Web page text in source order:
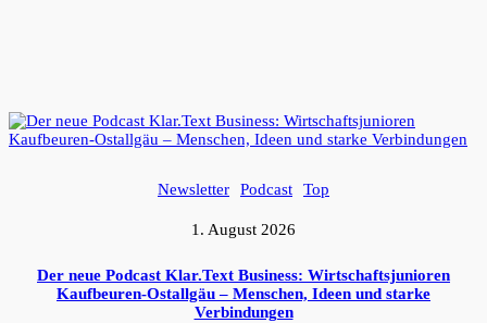
Newsletter Podcast Top
1. August 2026
Der neue Podcast Klar.Text Business: Wirtschaftsjunioren
Kaufbeuren-Ostallgäu – Menschen, Ideen und starke
Verbindungen